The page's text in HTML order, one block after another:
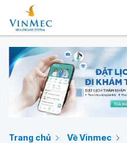
Trang chủ Về Vinmec